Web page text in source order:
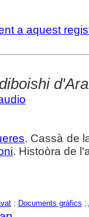
a aquest
. Cassà de
. Histoòra de
; Documents gràfics ;